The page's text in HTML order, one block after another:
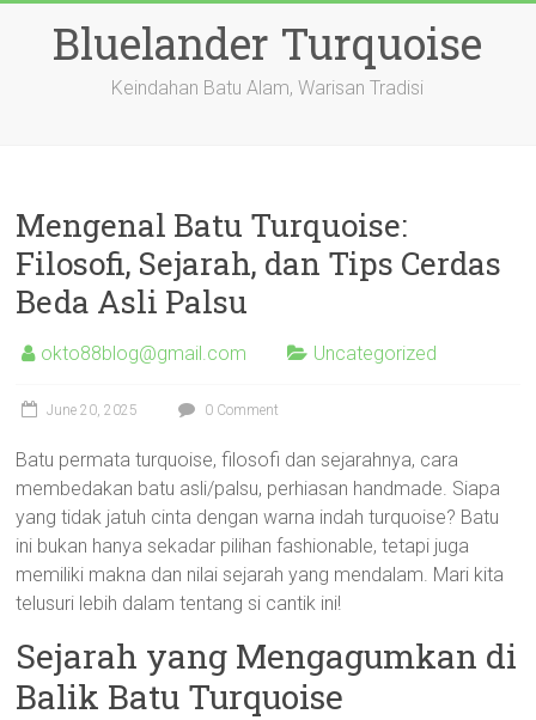
contentBluelander Turquoise
Keindahan Batu Alam, Warisan Tradisi
Mengenal Batu Turquoise:
Filosofi, Sejarah, dan Tips Cerdas
Beda Asli Palsu
okto88blog@gmail.com Uncategorized
June 20, 2025 0 Comment
Batu permata turquoise, filosofi dan sejarahnya, cara
membedakan batu asli/palsu, perhiasan handmade. Siapa
yang tidak jatuh cinta dengan warna indah turquoise? Batu
ini bukan hanya sekadar pilihan fashionable, tetapi juga
memiliki makna dan nilai sejarah yang mendalam. Mari kita
telusuri lebih dalam tentang si cantik ini!
Sejarah yang Mengagumkan di
Balik Batu Turquoise